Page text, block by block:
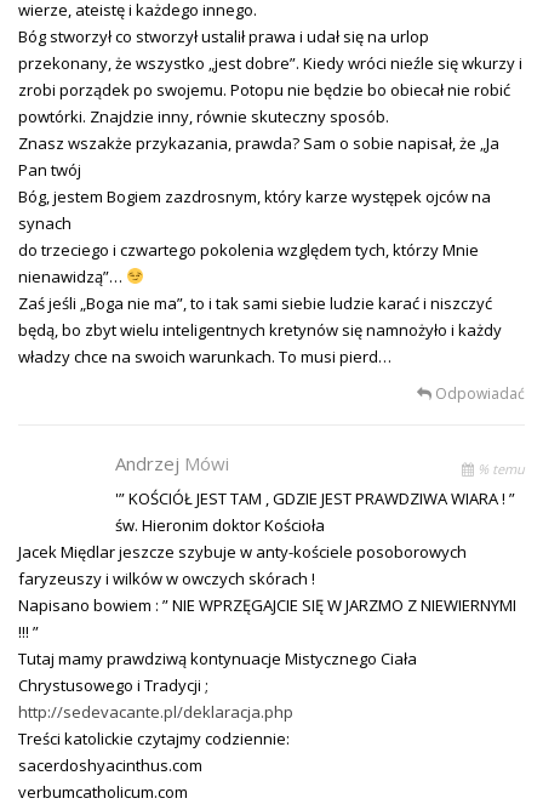
wierze, ateistę i każdego innego.
Bóg stworzył co stworzył ustalił prawa i udał się na urlop
przekonany, że wszystko „jest dobre”. Kiedy wróci nieźle się wkurzy i
zrobi porządek po swojemu. Potopu nie będzie bo obiecał nie robić
powtórki. Znajdzie inny, równie skuteczny sposób.
Znasz wszakże przykazania, prawda? Sam o sobie napisał, że „Ja
Pan twój
Bóg, jestem Bogiem zazdrosnym, który karze występek ojców na
synach
do trzeciego i czwartego pokolenia względem tych, którzy Mnie
nienawidzą”…
Zaś jeśli „Boga nie ma”, to i tak sami siebie ludzie karać i niszczyć
będą, bo zbyt wielu inteligentnych kretynów się namnożyło i każdy
władzy chce na swoich warunkach. To musi pierd…
Odpowiadać
Andrzej Mówi % temu
'” KOŚCIÓŁ JEST TAM , GDZIE JEST PRAWDZIWA WIARA ! ”
św. Hieronim doktor Kościoła
Jacek Międlar jeszcze szybuje w anty-kościele posoborowych
faryzeuszy i wilków w owczych skórach !
Napisano bowiem : ” NIE WPRZĘGAJCIE SIĘ W JARZMO Z NIEWIERNYMI
!!! ”
Tutaj mamy prawdziwą kontynuacje Mistycznego Ciała
Chrystusowego i Tradycji ;
http://sedevacante.pl/deklaracja.php
Treści katolickie czytajmy codziennie:
sacerdoshyacinthus.com
verbumcatholicum.com